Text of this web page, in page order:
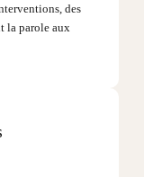
des
la parole aux